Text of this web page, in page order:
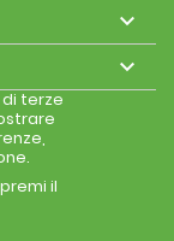


terze
il